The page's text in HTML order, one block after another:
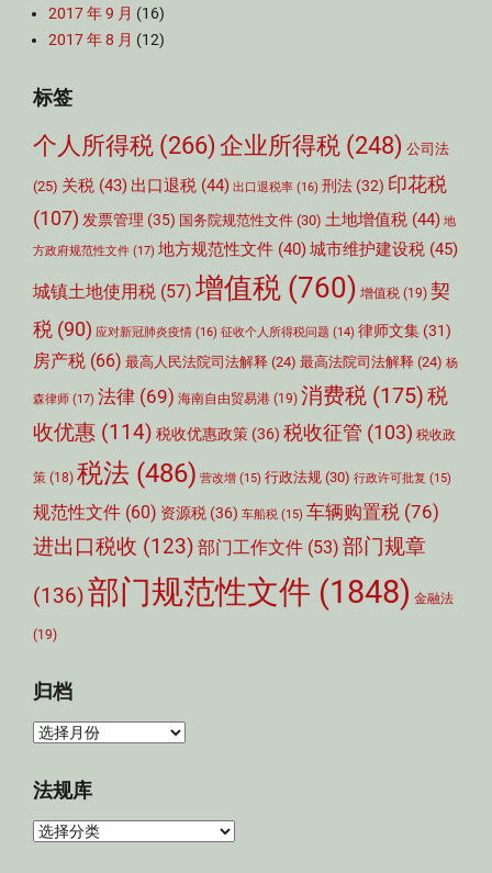
2017 年 9 月 (16)
2017 年 8 月 (12)
标签
个人所得税 (266) 企业所得税 (248) 公司法
(25) 关税 (43) 出口退税 (44) 出口退税率 (16) 刑法 (32) 印花税
(107) 发票管理 (35) 国务院规范性文件 (30) 土地增值税 (44) 地
方政府规范性文件 (17) 地方规范性文件 (40)城市维护建设税 (45)
城镇土地使用税 (57) 增值税 (760) 增值税 (19) 契
税 (90) 应对新冠肺炎疫情 (16) 征收个人所得税问题 (14) 律师文集 (31)
房产税 (66) 最高人民法院司法解释 (24) 最高法院司法解释 (24) 杨
森律师 (17) 法律 (69) 海南自由贸易港 (19) 消费税 (175)税
收优惠 (114) 税收优惠政策 (36) 税收征管 (103) 税收政
策 (18) 税法 (486) 营改增 (15) 行政法规 (30) 行政许可批复 (15)
规范性文件 (60) 资源税 (36) 车船税 (15) 车辆购置税 (76)
进出口税收 (123) 部门工作文件 (53) 部门规章
(136)部门规范性文件 (1848) 金融法
(19)
归档
归
法规库
法